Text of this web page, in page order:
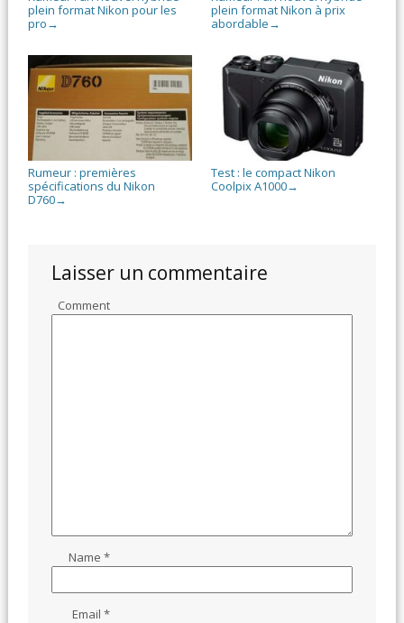
plein format Nikon pour les
pro →
plein format Nikon à prix
abordable →
Rumeur : premières
spécifications du Nikon
D760→
Test : le compact Nikon
Coolpix A1000→
Laisser un commentaire
Comment
Name*
Email*